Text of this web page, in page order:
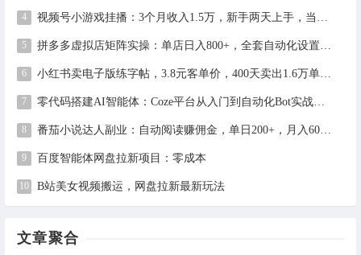
视频号小游戏挂播：3个月收入1.5万，新手两天上手，当天见收益
拼多多虚拟店矩阵实操：单店日入800+，全套自动化设置教学
小红书卖电子版练字帖，3.8元客单价，400天卖出1.6万单的全流程拆解
零代码搭建AI智能体：Coze平台从入门到自动化Bot实战全攻略
番茄小说达人副业：自动阅读赚佣金，单日200+，月入6000-15000
百度智能体网盘拉新项目：零成本
B站美女视频搬运，网盘拉新最新玩法
文章聚合